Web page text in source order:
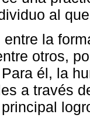
al
la
otros,
él, la
a través